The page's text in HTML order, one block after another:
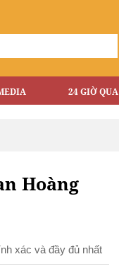
24 GIỜ QUA
Hoàng
xác và đầy đủ nhất